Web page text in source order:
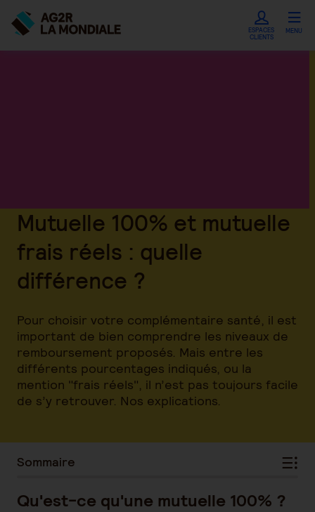
ESPACES
CLIENTS
MENU
Mutuelle 100% et mutuelle
frais réels : quelle
différence ?
Pour choisir votre complémentaire santé, il est
important de bien comprendre les niveaux de
remboursement proposés. Mais entre les
différents pourcentages indiqués, ou la
mention "frais réels", il n’est pas toujours facile
de s’y retrouver. Nos explications.
Sommaire
Qu'est-ce qu'une mutuelle 100% ?